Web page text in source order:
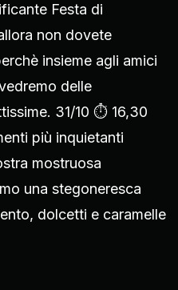
Festa di
non dovete
insieme agli amici
delle
31/10 ⏱ 16,30
più inquietanti
mostruosa
una stegoneresca
dolcetti e caramelle